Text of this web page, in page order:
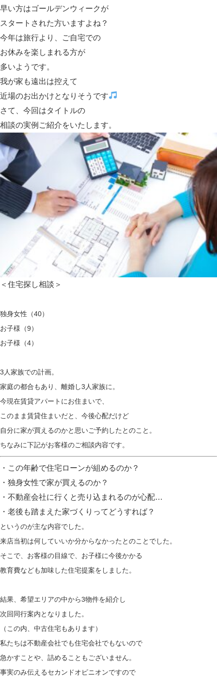
早い方はゴールデンウィークが
スタートされた方いますよね？
今年は旅行より、ご自宅での
お休みを楽しまれる方が
多いようです。
我が家も遠出は控えて
近場のお出かけとなりそうです
さて、今回はタイトルの
相談の実例ご紹介をいたします。
＜住宅探し相談＞
独身女性（40）
お子様（9）
お子様（4）
3人家族での計画。
家庭の都合もあり、離婚し3人家族に。
今現在賃貸アパートにお住まいで、
このまま賃貸住まいだと、今後心配だけど
自分に家が買えるのかと思いご予約したとのこと。
ちなみに下記がお客様のご相談内容です。
・この年齢で住宅ローンが組めるのか？
・独身女性で家が買えるのか？
・不動産会社に行くと売り込まれるのが心配…
・老後も踏まえた家づくりってどうすれば？
というのが主な内容でした。
来店当初は何していいか分からなかったとのことでした。
そこで、お客様の目線で、お子様に今後かかる
教育費なども加味した住宅提案をしました。
結果、希望エリアの中から3物件を紹介し
次回同行案内となりました。
（この内、中古住宅もあります）
私たちは不動産会社でも住宅会社でもないので
急かすことや、詰めることもございません。
事実のみ伝えるセカンドオピニオンですので